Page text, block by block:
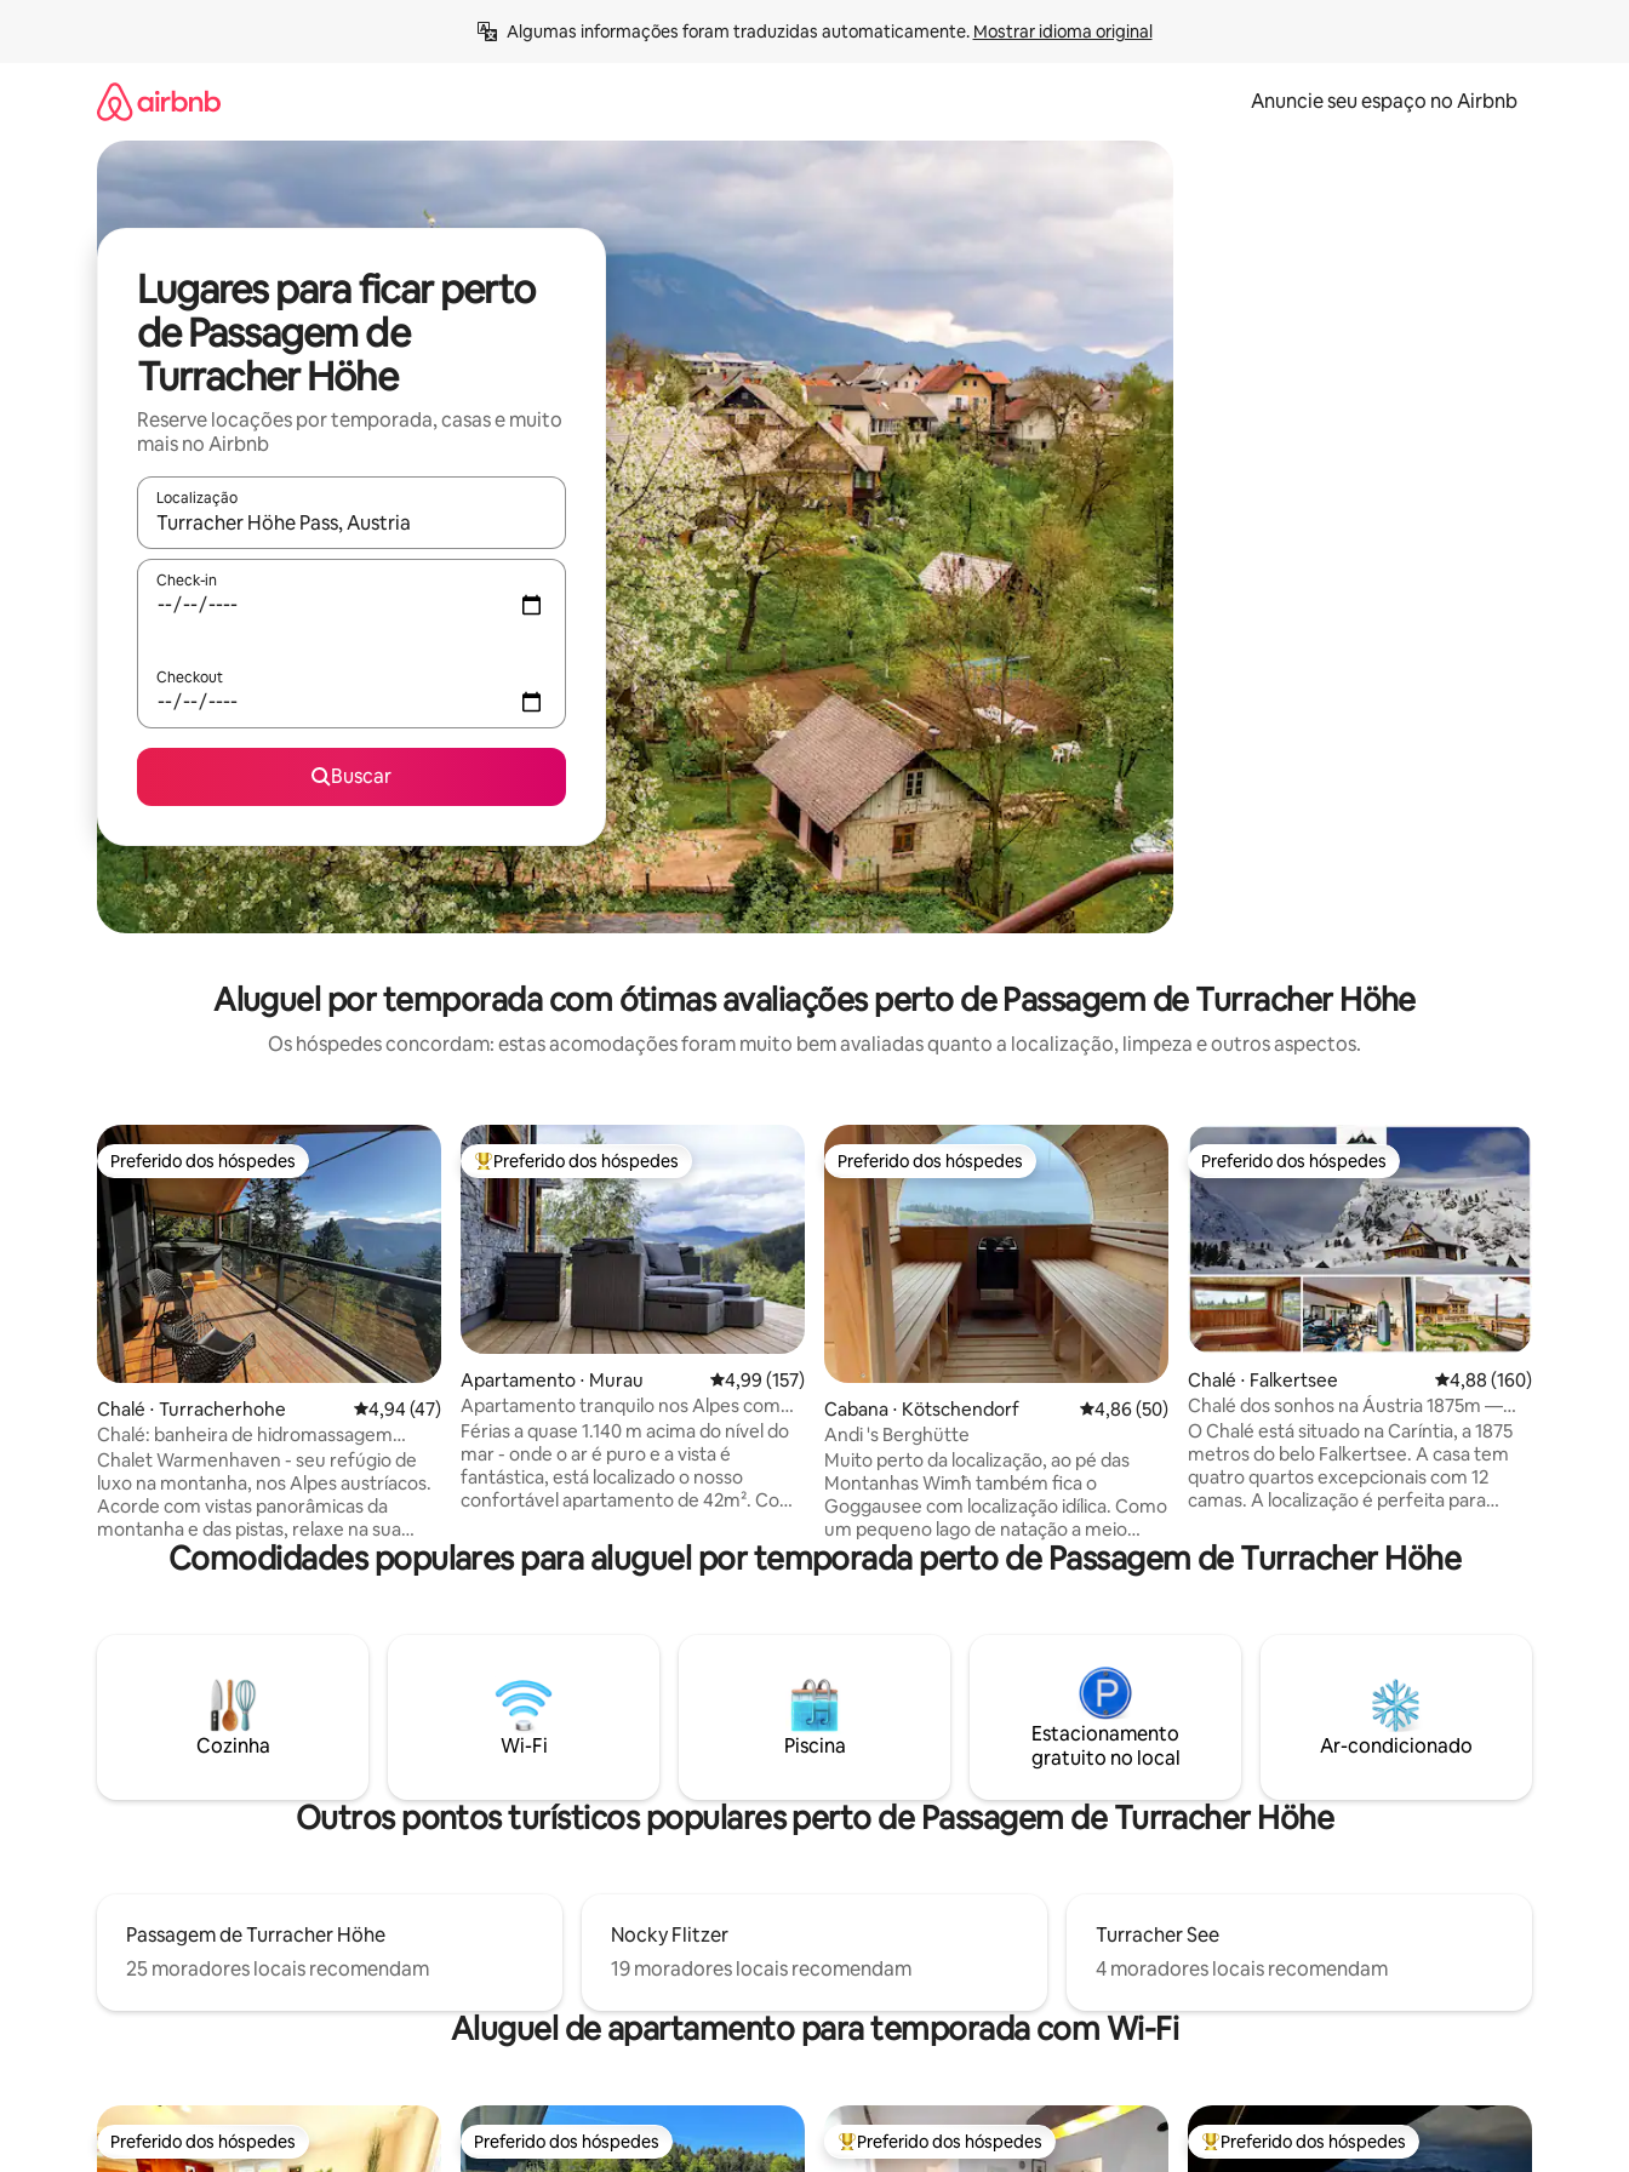
Algumas informações foram traduzidas automaticamente. Mostrar idioma original
Anuncie seu espaço no Airbnb
Lugares para ficar perto
de Passagem de
Turracher Höhe
Reserve locações por temporada, casas e muito
mais no Airbnb
Localização
Quando os resultados estiverem disponíveis, explore-os usando as seta para cima e para baixo do teclado ou tocando e deslizando o dedo na tela.
Check-in
Checkout
Buscar
Aluguel por temporada com ótimas avaliações perto de Passagem de Turracher Höhe
Os hóspedes concordam: estas acomodações foram muito bem avaliadas quanto a localização, limpeza e outros aspectos.
Preferido dos hóspedes
Preferido dos hóspedes
Chalé ⋅ Turracherhohe 4,94 de uma avaliação média de 5, 47 avaliações
4,94 (47)
Chalé: banheira de hidromassagem
privativa e sauna com vista para a
montanha
Chalet Warmenhaven - seu refúgio de
luxo na montanha, nos Alpes austríacos.
Acorde com vistas panorâmicas da
montanha e das pistas, relaxe na sua
sauna privativa e na banheira de
hidromassagem ao ar livre e entre nas
e do centro da vila, mas cercado pela
maior floresta de pinheiros da Áustria,
este é um verdadeiro refúgio para as
quatro estações, para esquiar, fazer
simplesmente relaxar.
Entre os melhores preferidos dos hóspedes
Preferido dos hóspedes
Apartamento ⋅ Murau 4,99 de uma avaliação média de 5, 157 avaliações
4,99 (157)
Apartamento tranquilo nos Alpes com
vista para a montanha a 1.140 m
Férias a quase 1.140 m acima do nível do
mar - onde o ar é puro e a vista é
fantástica, está localizado o nosso
confortável apartamento de 42m². Com
circundantes e localizado numa área
tranquila, o Konradgut 11 é o ponto de
relaxamento, tranquilidade e
equipamentos modernos! A cabine de
infravermelho proporciona o necessário
Preferido dos hóspedes
Preferido dos hóspedes
Cabana ⋅ Kötschendorf 4,86 de uma avaliação média de 5, 50 avaliações
4,86 (50)
Andi 's Berghütte
Muito perto da localização, ao pé das
Montanhas Wimħ também fica o
Goggausee com localização idílica. Como
um pequeno lago de natação a meio
caminho entre a cidade distrital de
Feldkirchen e a comunidade do mercado
montanha é composta por cerca de 59
m² de área de estar, tem 2 quartos, 1 sala
de estar e jantar com cozinha, bem
como 2 banheiros e um terraço de cerca
de 13 m². Está localizado a cerca de 1000
Preferido dos hóspedes
Preferido dos hóspedes
Chalé ⋅ Falkertsee 4,88 de uma avaliação
4,88 (160)
Chalé dos sonhos na Áustria 1875m —
Sauna ao ar livre e academia
O Chalé está situado na Caríntia, a 1875
metros do belo Falkertsee. A casa tem
quatro quartos excepcionais com 12
camas. A localização é perfeita para
uma pequena biblioteca de fitness e 4
TVs para dias chuvosos. A nova sauna ao
consumo, lenha adicional, imposto de
visitante, sacos de lixo adicionais que são
Comodidades populares para aluguel por temporada perto de Passagem de Turracher Höhe
Cozinha Wi-Fi Piscina
Estacionamento
gratuito no local
Ar-condicionado
Outros pontos turísticos populares perto de Passagem de Turracher Höhe
Passagem de Turracher Höhe
25 moradores locais recomendam
Nocky Flitzer
19 moradores locais recomendam
Turracher See
4 moradores locais recomendam
Aluguel de apartamento para temporada com Wi-Fi
Preferido dos hóspedes
Preferido dos hóspedes Preferido dos hóspedes
Preferido dos hóspedes Entre os melhores preferidos dos hóspedes
Preferido dos hóspedes Entre os melhores preferidos dos hóspedes
Preferido dos hóspedes